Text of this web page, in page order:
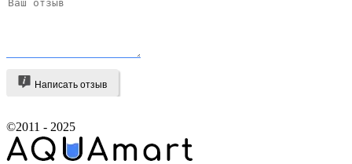
Написать отзыв
©2011 - 2025